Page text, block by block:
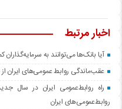
اخبار مرتبط
آیا بانک‌ها می‌توانند به سرمایه‌گذاران
عقب‌ماندگی روابط عمومی‌های
راه روابط‌عمومی ایران در سال
روابط‌عمومی‌های ایران